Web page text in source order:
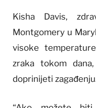
Kisha Davis,
Montgomery u
visoke
zraka tokom
doprinijeti